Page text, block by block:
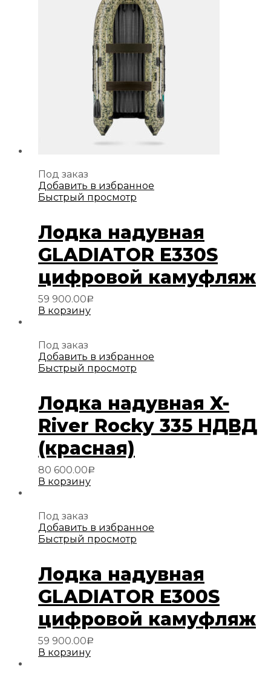
Под заказ
Добавить в избранное
Быстрый просмотр
Лодка надувная
GLADIATOR E330S
цифровой камуфляж
59 900.00Р
В корзину
Под заказ
Добавить в избранное
Быстрый просмотр
Лодка надувная X-
River Rocky 335 НДВД
(красная)
80 600.00Р
В корзину
Под заказ
Добавить в избранное
Быстрый просмотр
Лодка надувная
GLADIATOR E300S
цифровой камуфляж
59 900.00Р
В корзину